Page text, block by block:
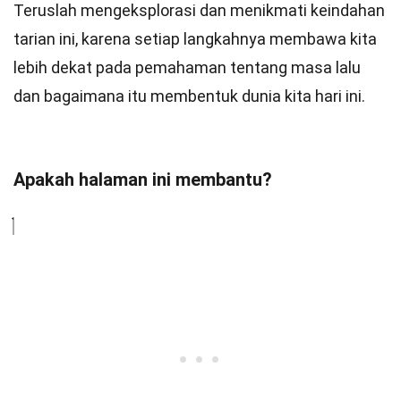
Teruslah mengeksplorasi dan menikmati keindahan
tarian ini, karena setiap langkahnya membawa kita
lebih dekat pada pemahaman tentang masa lalu
dan bagaimana itu membentuk dunia kita hari ini.
Apakah halaman ini membantu?